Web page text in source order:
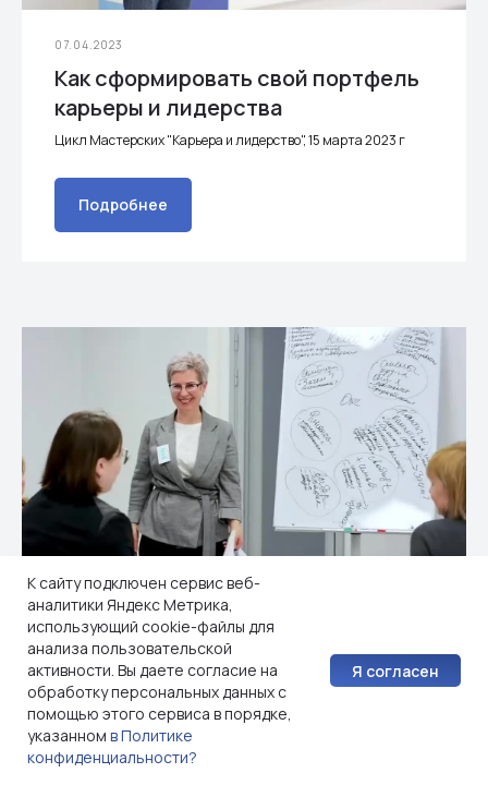
К сайту подключен сервис веб-
аналитики Яндекс Метрика,
использующий cookie-файлы для
анализа пользовательской
активности. Вы даете согласие на
обработку персональных данных с
помощью этого сервиса в порядке,
указанном в Политике
конфиденциальности?
Я согласен
07.04.2023
Как сформировать свой портфель
карьеры и лидерства
Цикл Мастерских "Карьера и лидерство", 15 марта 2023 г
Подробнее
07.04.2023
Драйверы и стопперы лидерского
потенциала
Цикл Мастерских "Карьера и лидерство", 1 марта 2023 г